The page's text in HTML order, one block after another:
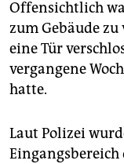
Offensichtlich
zum Gebäude
eine Tür
vergangene
hatte.
Laut Polizei
Eingangsbereich